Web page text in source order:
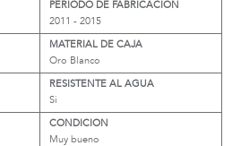
PERIODO DE FABRICACION
2011 - 2015
MATERIAL DE CAJA
Oro Blanco
RESISTENTE AL AGUA
Si
CONDICION
Muy bueno